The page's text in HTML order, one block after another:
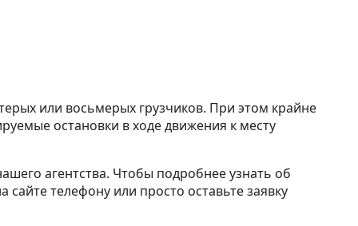
или восьмерых грузчиков. При этом крайне
остановки в ходе движения к месту
агентства. Чтобы подробнее узнать об
телефону или просто оставьте заявку